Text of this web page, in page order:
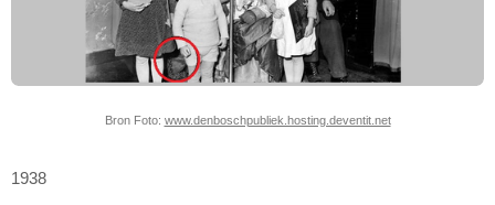
Bron Foto: www.denboschpubliek.hosting.deventit.net
1938